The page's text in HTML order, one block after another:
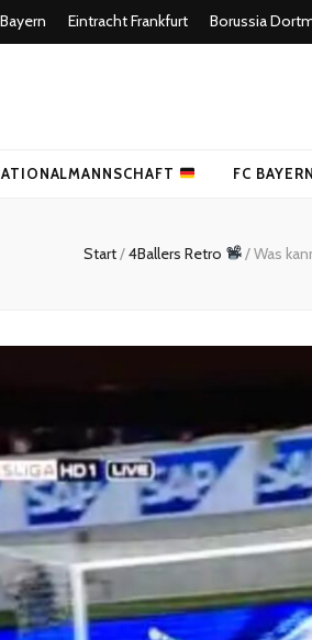
Eintracht Frankfurt Borussia
FC BAYERN
Start/4Ballers Retro /Was